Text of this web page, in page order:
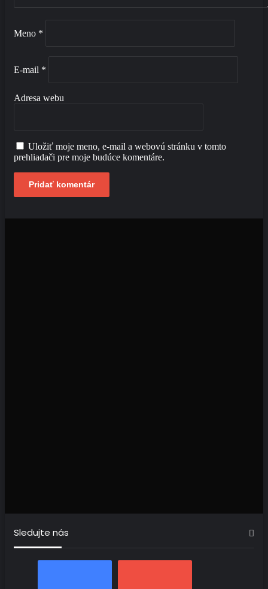
Meno *
E-mail *
Adresa webu
Uložiť moje meno, e-mail a webovú stránku v tomto
prehliadači pre moje budúce komentáre.
Sledujte nás